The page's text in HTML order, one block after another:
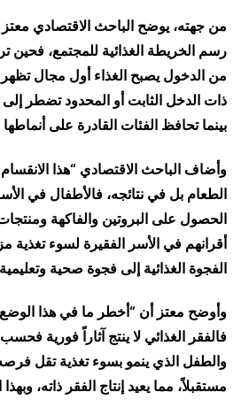
من جهته، يوضح الباحث الاقتصادي معتز
رسم الخريطة الغذائية للمجتمع، فحين
من الدخول يصبح الغذاء أول مجال تظهر
ذات الدخل الثابت أو المحدود تضطر
بينما تحافظ الفئات القادرة على أنماطها
وأضاف الباحث الاقتصادي “هذا
الطعام بل في نتائجه، فالأطفال في
الحصول على البروتين والفاكهة ومنتجات
أقرانهم في الأسر الفقيرة لسوء تغذية
الفجوة الغذائية إلى فجوة صحية
وأوضح معتز أن “أخطر ما في هذا الوضع
فالفقر الغذائي لا ينتج آثاراً فورية
والطفل الذي ينمو بسوء تغذية تقل
مستقبلاً، مما يعيد إنتاج الفقر ذاته،